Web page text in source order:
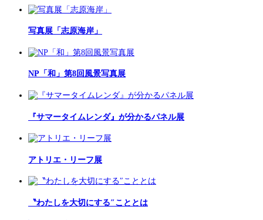
写真展「志原海岸」
NP「和」第8回風景写真展
『サマータイムレンダ』が分かるパネル展
アトリエ・リーフ展
〝わたしを大切にする″こととは